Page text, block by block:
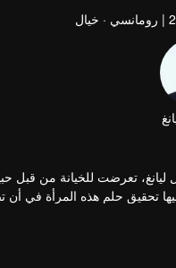
| رومانسي · خيال
ليانغ، تعرضت للخيانة من
تحقيق حلم هذه المرأة في أن
من آلام العلاقات السابقة.